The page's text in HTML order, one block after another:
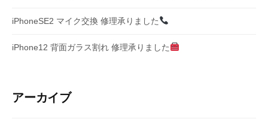
iPhoneSE2 マイク交換 修理承りました
iPhone12 背面ガラス割れ 修理承りました
アーカイブ